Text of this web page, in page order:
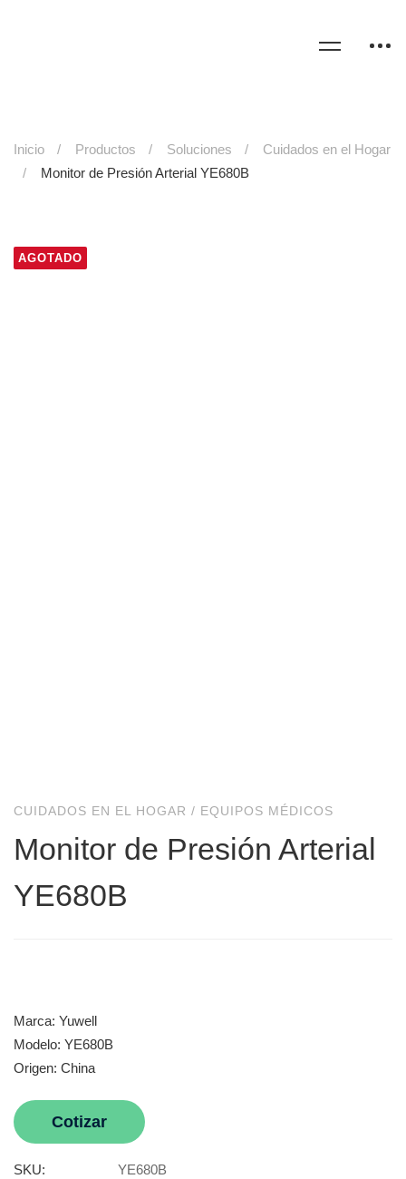
Inicio Productos Soluciones
Cuidados en el Hogar
Monitor de Presión Arterial YE680B
AGOTADO
CUIDADOS EN EL HOGAR / EQUIPOS MÉDICOS
Monitor de Presión Arterial
YE680B
Marca: Yuwell
Modelo: YE680B
Origen: China
Cotizar
SKU:
YE680B